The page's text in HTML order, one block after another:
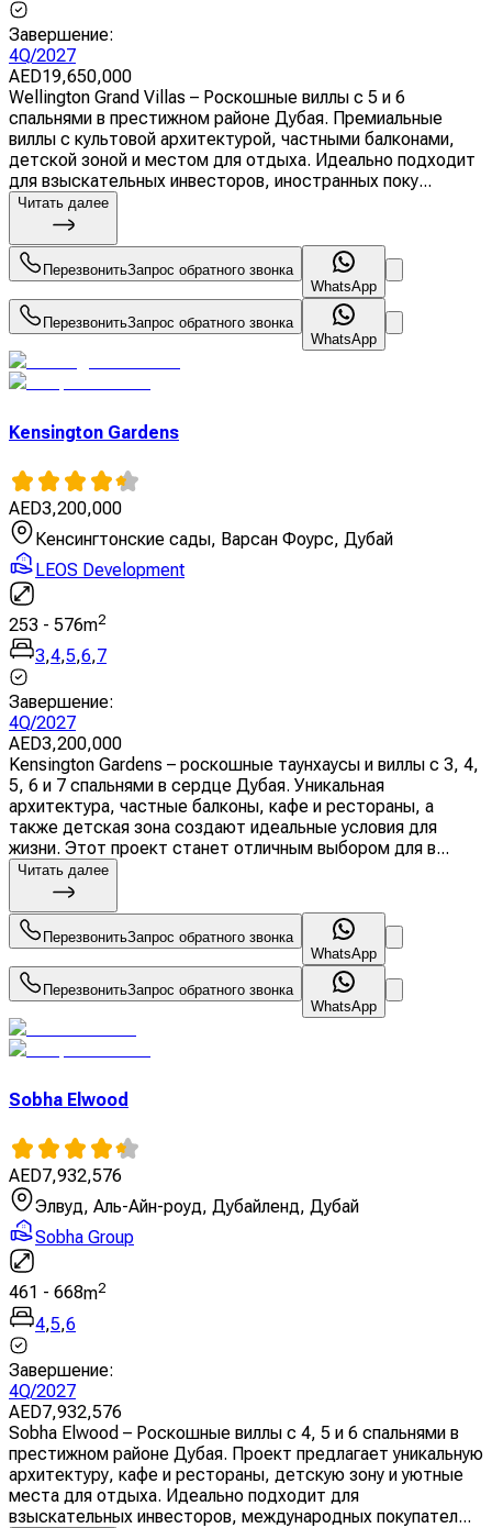
Завершение:
4Q/2027
AED19,650,000
Wellington Grand Villas – Роскошные виллы с 5 и 6
спальнями в престижном районе Дубая. Премиальные
виллы с культовой архитектурой, частными балконами,
детской зоной и местом для отдыха. Идеально подходит
для взыскательных инвесторов, иностранных поку...
Читать далее
ПерезвонитьЗапрос обратного звонка
WhatsApp
ПерезвонитьЗапрос обратного звонка
WhatsApp
Kensington Gardens
AED3,200,000
Кенсингтонские сады, Варсан Фоурс, Дубай
LEOS Development
253 - 576m2
3,4,5,6,7
Завершение:
4Q/2027
AED3,200,000
Kensington Gardens – роскошные таунхаусы и виллы с 3, 4,
5, 6 и 7 спальнями в сердце Дубая. Уникальная
архитектура, частные балконы, кафе и рестораны, а
также детская зона создают идеальные условия для
жизни. Этот проект станет отличным выбором для в...
Читать далее
ПерезвонитьЗапрос обратного звонка
WhatsApp
ПерезвонитьЗапрос обратного звонка
WhatsApp
Sobha Elwood
AED7,932,576
Элвуд, Аль-Айн-роуд, Дубайленд, Дубай
Sobha Group
461 - 668m2
4,5,6
Завершение:
4Q/2027
AED7,932,576
Sobha Elwood – Роскошные виллы с 4, 5 и 6 спальнями в
престижном районе Дубая. Проект предлагает уникальную
архитектуру, кафе и рестораны, детскую зону и уютные
места для отдыха. Идеально подходит для
взыскательных инвесторов, международных покупател...